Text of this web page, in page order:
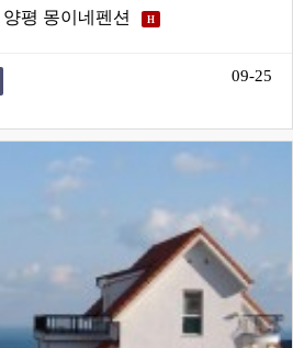
평 몽이네펜션 H
09-25